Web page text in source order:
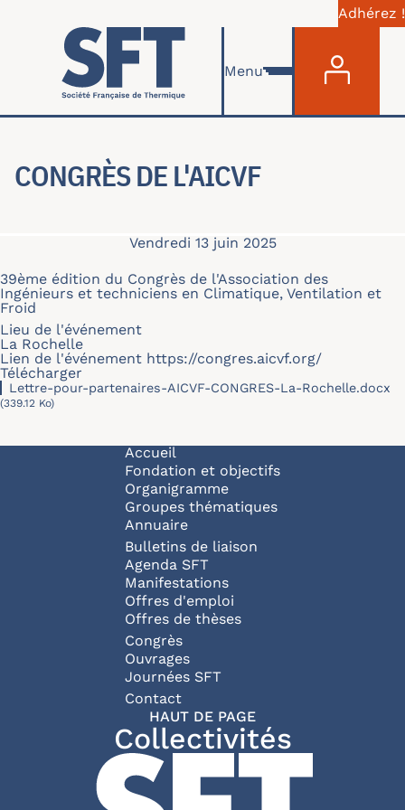
Aller au contenu principal
Adhérez !
Menu
CONGRÈS DE L'AICVF
Vendredi 13 juin 2025
39ème édition du Congrès de l'Association des
Ingénieurs et techniciens en Climatique, Ventilation et
Froid
Lieu de l'événement
La Rochelle
Lien de l'événement https://congres.aicvf.org/
Télécharger
Lettre-pour-partenaires-AICVF-CONGRES-La-Rochelle.docx
(339.12 Ko)
Navigation principale
Accueil
Fondation et objectifs
Organigramme
Groupes thématiques
Annuaire
Bulletins de liaison
Agenda SFT
Manifestations
Offres d'emploi
Offres de thèses
Congrès
Ouvrages
Journées SFT
Pied de page
Contact
HAUT DE PAGE
Collectivités